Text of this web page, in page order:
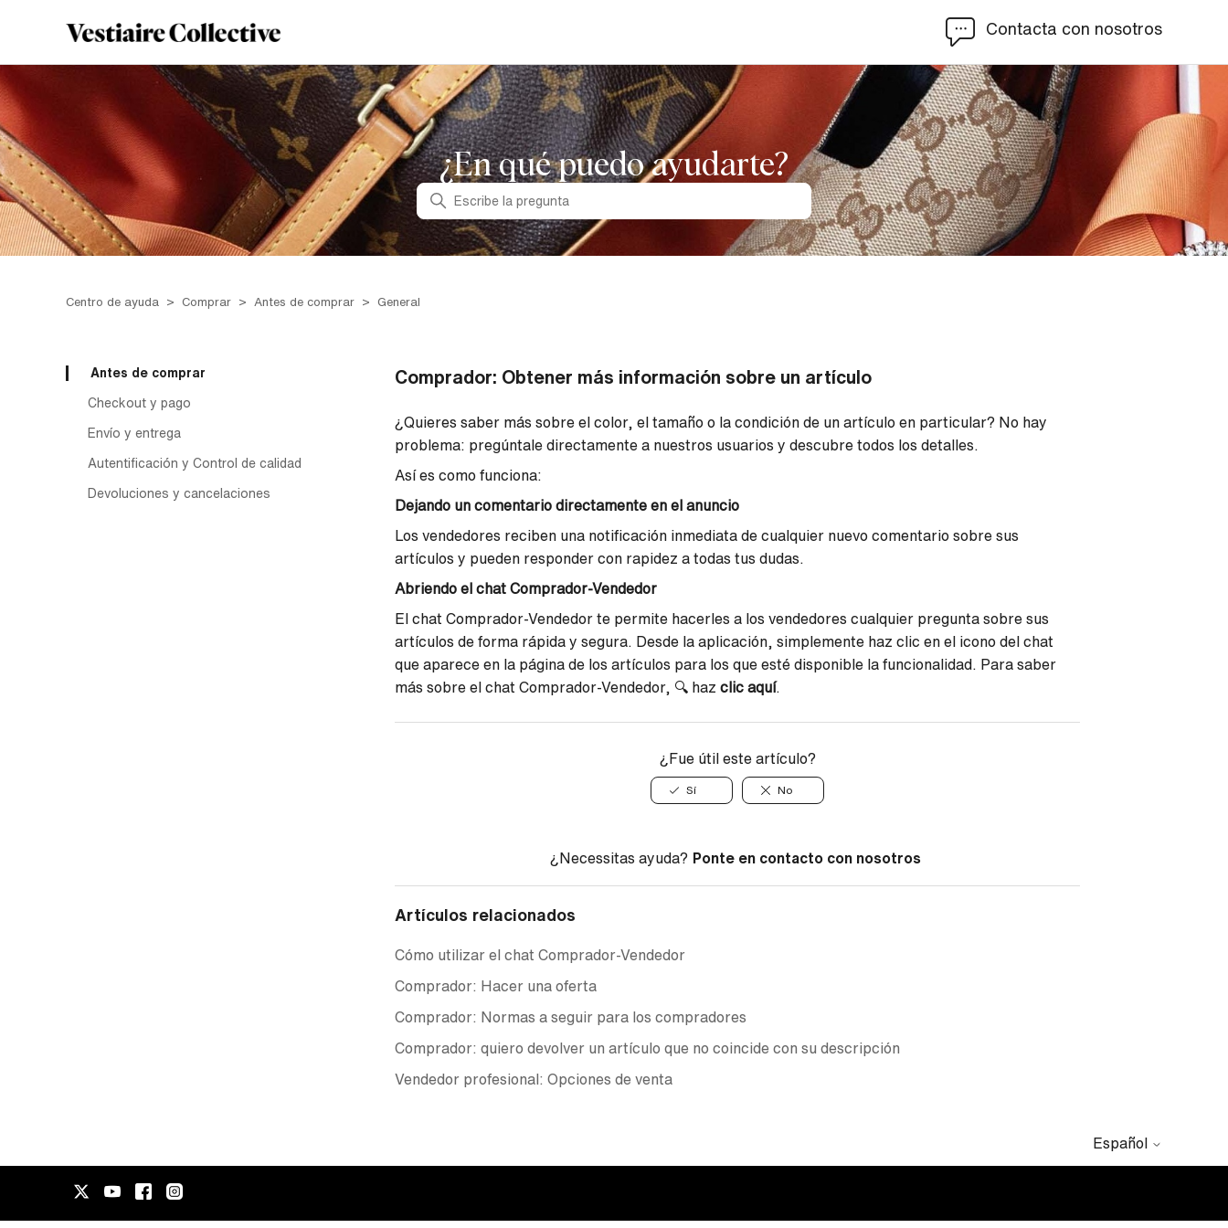
Contacta con nosotros
¿En qué puedo ayudarte?
Búsqueda
Centro de ayuda Comprar Antes de comprar General
Antes de comprar
Checkout y pago
Envío y entrega
Autentificación y Control de calidad
Devoluciones y cancelaciones
Comprador: Obtener más información sobre un artículo
¿Quieres saber más sobre el color, el tamaño o la condición de un artículo en particular? No hay
problema: pregúntale directamente a nuestros usuarios y descubre todos los detalles.
Así es como funciona:
Dejando un comentario directamente en el anuncio
Los vendedores reciben una notificación inmediata de cualquier nuevo comentario sobre sus
artículos y pueden responder con rapidez a todas tus dudas.
Abriendo el chat Comprador-Vendedor
El chat Comprador-Vendedor te permite hacerles a los vendedores cualquier pregunta sobre sus
artículos de forma rápida y segura. Desde la aplicación, simplemente haz clic en el icono del chat
que aparece en la página de los artículos para los que esté disponible la funcionalidad. Para saber
más sobre el chat Comprador-Vendedor, 🔍 haz clic aquí.
¿Fue útil este artículo?
Sí No
¿Necessitas ayuda? Ponte en contacto con nosotros
Artículos relacionados
Cómo utilizar el chat Comprador-Vendedor
Comprador: Hacer una oferta
Comprador: Normas a seguir para los compradores
Comprador: quiero devolver un artículo que no coincide con su descripción
Vendedor profesional: Opciones de venta
Español